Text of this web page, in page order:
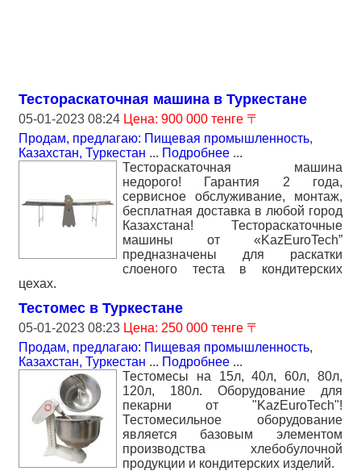
Тестораскаточная машина в Туркестане
05-01-2023 08:24 Цена: 900 000 тенге 〒
Продам, предлагаю: Пищевая промышленность,
Казахстан, Туркестан ... Подробнее ...
Тестораскаточная машина
недорого! Гарантия 2 года,
сервисное обслуживание, монтаж,
бесплатная доставка в любой город
Казахстана! Тестораскаточные
машины от «KazEuroTech”
предназначены для раскатки
слоеного теста в кондитерских
цехах.
Тестомес в Туркестане
05-01-2023 08:23 Цена: 250 000 тенге 〒
Продам, предлагаю: Пищевая промышленность,
Казахстан, Туркестан ... Подробнее ...
Тестомесы на 15л, 40л, 60л, 80л,
120л, 180л. Оборудование для
пекарни от "KazEuroTech"!
Тестомесильное оборудование
является базовым элементом
производства хлебобулочной
продукции и кондитерских изделий.